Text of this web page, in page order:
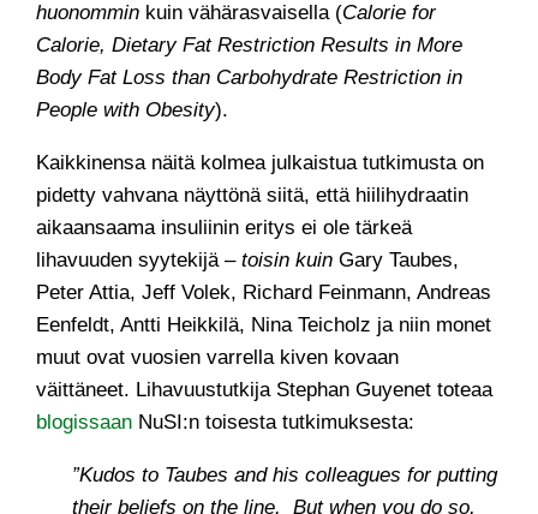
huonomminkuin vähärasvaisella (Calorie for
Calorie, Dietary Fat Restriction Results in More
Body Fat Loss than Carbohydrate Restriction in
People with Obesity).
Kaikkinensa näitä kolmea julkaistua tutkimusta on
pidetty vahvana näyttönä siitä, että hiilihydraatin
aikaansaama insuliinin eritys ei ole tärkeä
lihavuuden syytekijä –toisin kuinGary Taubes,
Peter Attia, Jeff Volek, Richard Feinmann, Andreas
Eenfeldt, Antti Heikkilä, Nina Teicholz ja niin monet
muut ovat vuosien varrella kiven kovaan
väittäneet. Lihavuustutkija Stephan Guyenet toteaa
blogissaanNuSI:n toisesta tutkimuksesta:
”Kudos to Taubes and his colleagues for putting
their beliefs on the line. But when you do so,